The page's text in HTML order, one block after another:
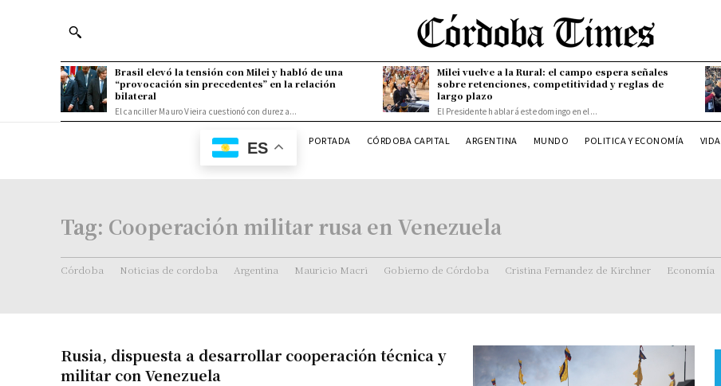
Brasil elevó la tensión con Milei y habló de una
“provocación sin precedentes” en la relación
bilateral
El canciller Mauro Vieira cuestionó con dureza...
Milei vuelve a la Rural: el campo espera señales
sobre retenciones, competitividad y reglas de
largo plazo
El Presidente hablará este domingo en el...
ES PORTADA CÓRDOBA CAPITAL ARGENTINA MUNDO POLITICA Y ECONOMÍA VIDA
Tag: Cooperación militar rusa en Venezuela
Córdoba Noticias de cordoba Argentina Mauricio Macri Gobierno de Córdoba Cristina Fernandez de Kirchner Economía
Rusia, dispuesta a desarrollar cooperación técnica y
militar con Venezuela